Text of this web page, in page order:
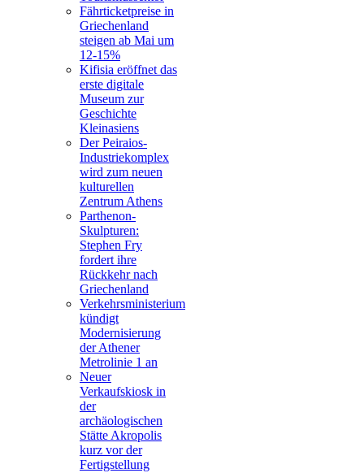
Fährticketpreise in
Griechenland
steigen ab Mai um
12-15%
Kifisia eröffnet das
erste digitale
Museum zur
Geschichte
Kleinasiens
Der Peiraios-
Industriekomplex
wird zum neuen
kulturellen
Zentrum Athens
Parthenon-
Skulpturen:
Stephen Fry
fordert ihre
Rückkehr nach
Griechenland
Verkehrsministerium
kündigt
Modernisierung
der Athener
Metrolinie 1 an
Neuer
Verkaufskiosk in
der
archäologischen
Stätte Akropolis
kurz vor der
Fertigstellung